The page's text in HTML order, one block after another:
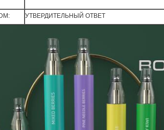
УТВЕРДИТЕЛЬНЫЙ ОТВЕТ